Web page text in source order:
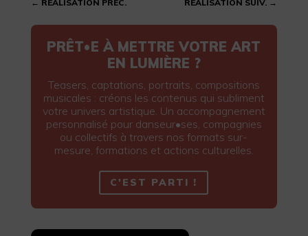
← RÉALISATION PRÉC. RÉALISATION SUIV. →
PRÊT•E À METTRE VOTRE ART
EN LUMIÈRE ?
Teasers, captations, portraits, compositions
musicales : créons les contenus qui subliment
votre univers artistique. Un accompagnement
personnalisé pour danseur•ses, compagnies
ou collectifs à travers nos formats sur-
mesure, formations et actions culturelles.
C'EST PARTI !